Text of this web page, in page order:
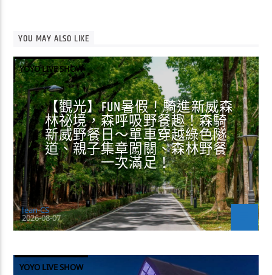
YOU MAY ALSO LIKE
YOYO LIVE SHOW
【觀光】FUN暑假！騎進新威森
林祕境，森呼吸野餐趣！森騎
新威野餐日～單車穿越綠色隧
道、親子集章闖關、森林野餐
一次滿足！
Jean-CS
2026-08-07
YOYO LIVE SHOW